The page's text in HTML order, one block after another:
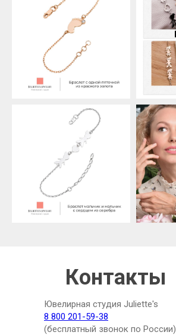
Ювелирная студия Juliette's
8 800 201-59-38
(бесплатный звонок по России)
Контакты